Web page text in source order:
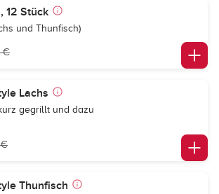
12 Stück
und Thunfisch)
€
Lachs
gegrillt und dazu
€
Thunfisch